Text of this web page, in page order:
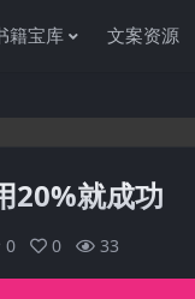
籍宝库 文案资源
20%就成功
0 0 33